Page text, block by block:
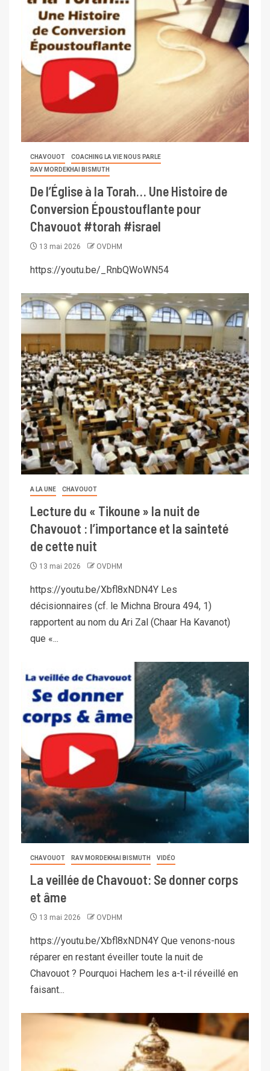
CHAVOUOT
COACHING LA VIE NOUS PARLE
RAV MORDEKHAI BISMUTH
De l’Église à la Torah… Une Histoire de
Conversion Époustouflante pour
Chavouot #torah #israel
13 mai 2026 OVDHM
https://youtu.be/_RnbQWoWN54
A LA UNE CHAVOUOT
Lecture du « Tikoune » la nuit de
Chavouot : l’importance et la sainteté
de cette nuit
13 mai 2026 OVDHM
https://youtu.be/Xbfl8xNDN4Y Les
décisionnaires (cf. le Michna Broura 494, 1)
rapportent au nom du Ari Zal (Chaar Ha Kavanot)
que «...
CHAVOUOT RAV MORDEKHAI BISMUTH VIDÉO
La veillée de Chavouot: Se donner corps
et âme
13 mai 2026 OVDHM
https://youtu.be/Xbfl8xNDN4Y Que venons-nous
réparer en restant éveiller toute la nuit de
Chavouot ? Pourquoi Hachem les a-t-il réveillé en
faisant...